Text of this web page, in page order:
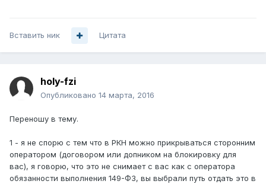
Вставить ник Цитата
holy-fzi
Опубликовано 14 марта, 2016
Переношу в тему.
1 - я не спорю с тем что в РКН можно прикрываться сторонним
оператором (договором или допником на блокировку для
вас), я говорю, что это не снимает с вас как с оператора
обязанности выполнения 149-ФЗ, вы выбрали путь отдать это в